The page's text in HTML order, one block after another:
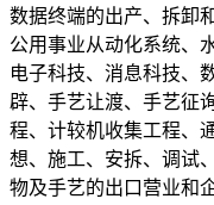
数据终端的出产、拆卸
公用事业从动化系统、
电子科技、消息科技、
辟、手艺让渡、手艺征
程、计较机收集工程、
想、施工、安拆、调试
物及手艺的出口营业和